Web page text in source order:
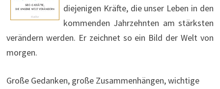
diejenigen Kräfte, die unser Leben in den
kommenden Jahrzehnten am stärksten
verändern werden. Er zeichnet so ein Bild der Welt von
morgen.
Große Gedanken, große Zusammenhängen, wichtige